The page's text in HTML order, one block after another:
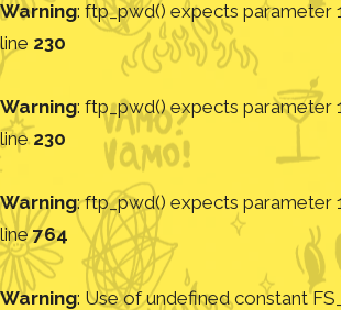
Warning: ftp_pwd() expects parameter
line 230
Warning: ftp_pwd() expects parameter
line 230
Warning: ftp_pwd() expects parameter
line764
Warning: Use of undefined constant